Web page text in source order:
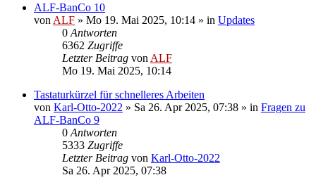
ALF-BanCo 10
von ALF » Mo 19. Mai 2025, 10:14 » in Updates
0 Antworten
6362 Zugriffe
Letzter Beitrag von ALF
Mo 19. Mai 2025, 10:14
Tastaturkürzel für schnelleres Arbeiten
von Karl-Otto-2022 » Sa 26. Apr 2025, 07:38 » in Fragen zu
ALF-BanCo 9
0 Antworten
5333 Zugriffe
Letzter Beitrag von Karl-Otto-2022
Sa 26. Apr 2025, 07:38